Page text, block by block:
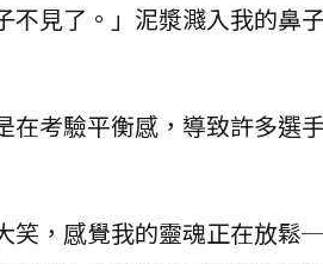
不見了。」泥漿濺入我的鼻
考驗平衡感，導致許多選
笑，感覺我的靈魂正在放